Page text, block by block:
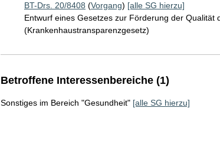
BT-Drs. 20/8408 (Vorgang) [alle SG hierzu]
Entwurf eines Gesetzes zur Förderung der
(Krankenhaustransparenzgesetz)
Betroffene Interessenbereiche (1)
Sonstiges im Bereich "Gesundheit" [alle SG hierzu]